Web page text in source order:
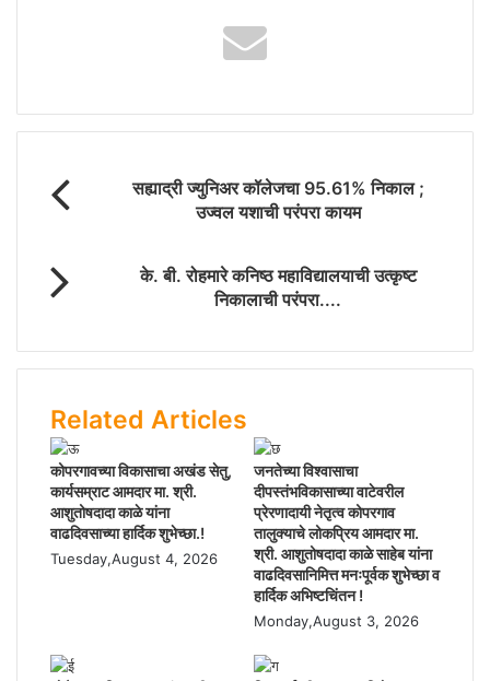
सह्याद्री ज्युनिअर कॉलेजचा 95.61% निकाल ;
उज्वल यशाची परंपरा कायम
के. बी. रोहमारे कनिष्ठ महाविद्यालयाची उत्कृष्ट
निकालाची परंपरा....
Related Articles
कोपरगावच्या विकासाचा अखंड सेतु,
कार्यसम्राट आमदार मा. श्री.
आशुतोषदादा काळे यांना
वाढदिवसाच्या हार्दिक शुभेच्छा.!
Tuesday,August 4, 2026
जनतेच्या विश्वासाचा
दीपस्तंभविकासाच्या वाटेवरील
प्रेरणादायी नेतृत्व कोपरगाव
तालुक्याचे लोकप्रिय आमदार मा.
श्री. आशुतोषदादा काळे साहेब यांना
वाढदिवसानिमित्त मनःपूर्वक शुभेच्छा व
हार्दिक अभिष्टचिंतन !
Monday,August 3, 2026